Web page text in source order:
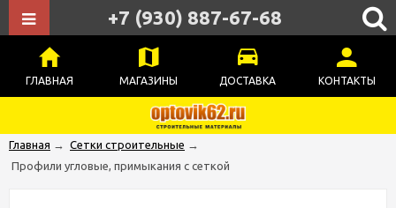
ГЛАВНАЯ МАГАЗИНЫ ДОСТАВКА КОНТАКТЫ
+7 (930) 887-67-68
Главная → Сетки строительные →
Профили угловые, примыкания с сеткой